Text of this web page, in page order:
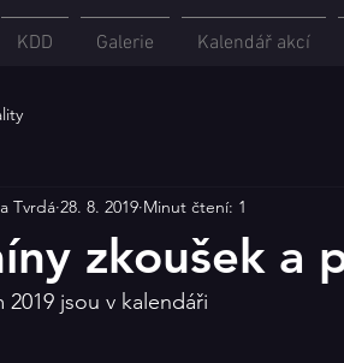
zkoušek a
Tvrdá 28. 8. 2019 Minut čtení: 1
jsou v kalendáři
KDD Galerie Kalendář akcí